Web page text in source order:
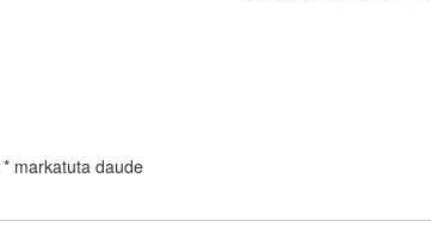
* markatuta daude